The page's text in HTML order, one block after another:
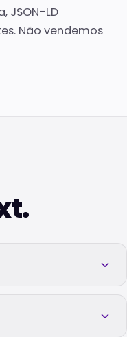
JSON-LD
Não vendemos